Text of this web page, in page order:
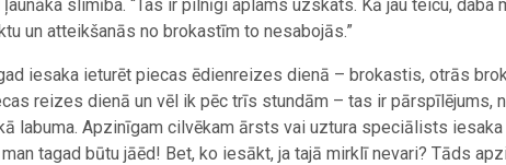
ļaunāka slimība. “Tas ir pilnīgi aplams uzskats. Kā jau teicu,
un atteikšanās no brokastīm to nesabojās.”
iesaka ieturēt piecas ēdienreizes dienā – brokastis, otrās
reizes dienā un vēl ik pēc trīs stundām – tas ir pārspīlējums,
labuma. Apzinīgam cilvēkam ārsts vai uztura speciālists
man tagad būtu jāēd! Bet, ko iesākt, ja tajā mirklī nevari? Tāds